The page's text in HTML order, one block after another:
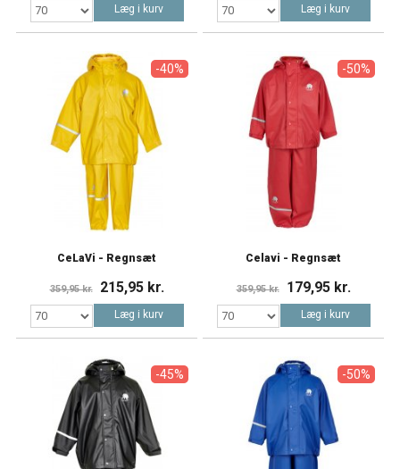
Læg i kurv Læg i kurv
-40%
CeLaVi - Regnsæt
359,95 kr. 215,95 kr.
Læg i kurv
-50%
Celavi - Regnsæt
359,95 kr. 179,95 kr.
Læg i kurv
-45% -50%